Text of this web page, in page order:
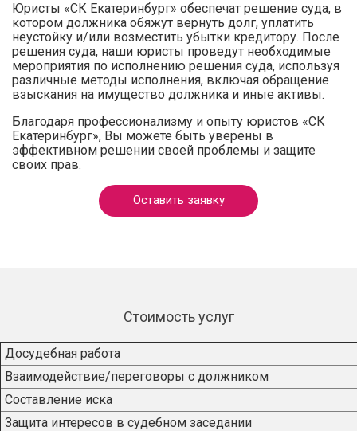
Юристы «СК Екатеринбург» обеспечат решение суда, в
котором должника обяжут вернуть долг, уплатить
неустойку и/или возместить убытки кредитору. После
решения суда, наши юристы проведут необходимые
мероприятия по исполнению решения суда, используя
различные методы исполнения, включая обращение
взыскания на имущество должника и иные активы.
Благодаря профессионализму и опыту юристов «СК
Екатеринбург», Вы можете быть уверены в
эффективном решении своей проблемы и защите
своих прав.
Оставить заявку
Стоимость услуг
Досудебная работа
Взаимодействие/переговоры с должником
Составление иска
Защита интересов в судебном заседании